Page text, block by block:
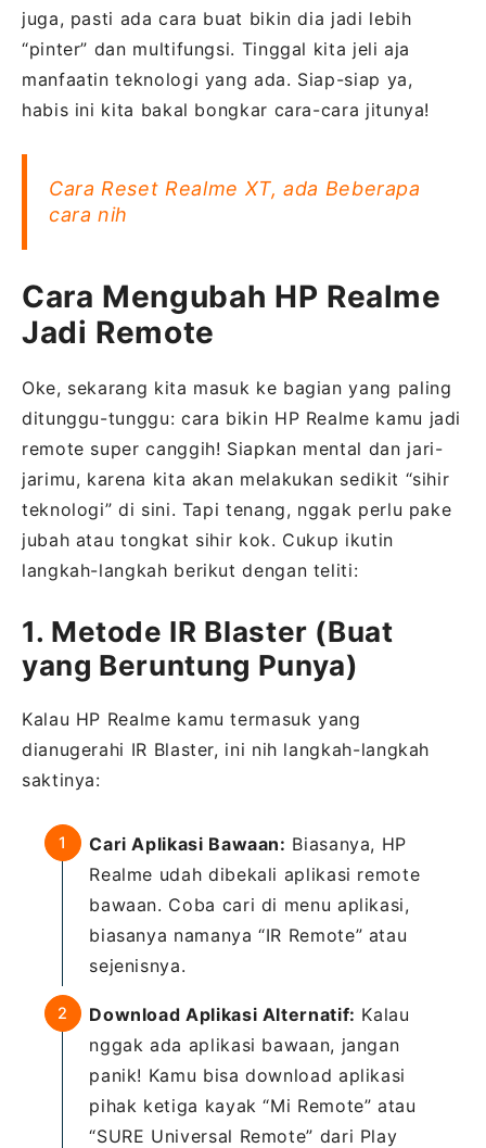
juga, pasti ada cara buat bikin dia jadi lebih
“pinter” dan multifungsi. Tinggal kita jeli aja
manfaatin teknologi yang ada. Siap-siap ya,
habis ini kita bakal bongkar cara-cara jitunya!
Cara Reset Realme XT, ada Beberapa
cara nih
Cara Mengubah HP Realme
Jadi Remote
Oke, sekarang kita masuk ke bagian yang paling
ditunggu-tunggu: cara bikin HP Realme kamu jadi
remote super canggih! Siapkan mental dan jari-
jarimu, karena kita akan melakukan sedikit “sihir
teknologi” di sini. Tapi tenang, nggak perlu pake
jubah atau tongkat sihir kok. Cukup ikutin
langkah-langkah berikut dengan teliti:
1. Metode IR Blaster (Buat
yang Beruntung Punya)
Kalau HP Realme kamu termasuk yang
dianugerahi IR Blaster, ini nih langkah-langkah
saktinya:
Cari Aplikasi Bawaan: Biasanya, HP
Realme udah dibekali aplikasi remote
bawaan. Coba cari di menu aplikasi,
biasanya namanya “IR Remote” atau
sejenisnya.
Download Aplikasi Alternatif: Kalau
nggak ada aplikasi bawaan, jangan
panik! Kamu bisa download aplikasi
pihak ketiga kayak “Mi Remote” atau
“SURE Universal Remote” dari Play